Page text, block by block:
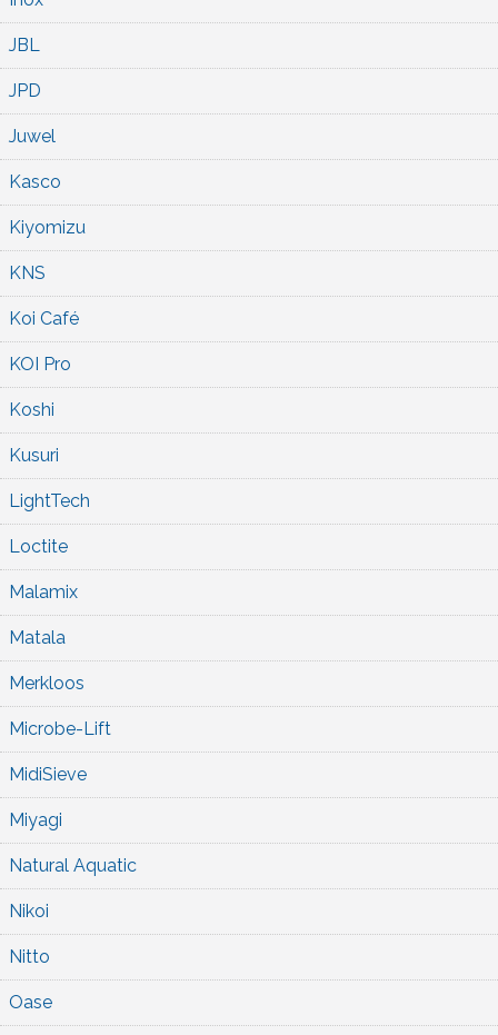
JBL
JPD
Juwel
Kasco
Kiyomizu
KNS
Koi Café
KOI Pro
Koshi
Kusuri
LightTech
Loctite
Malamix
Matala
Merkloos
Microbe-Lift
MidiSieve
Miyagi
Natural Aquatic
Nikoi
Nitto
Oase